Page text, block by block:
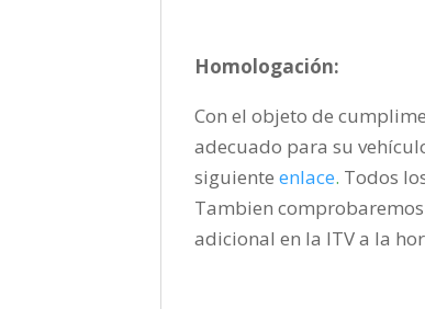
Homologación:
Con el objeto de
adecuado para su
siguienteenlace. Todos
Tambien
adicional en la ITV a la